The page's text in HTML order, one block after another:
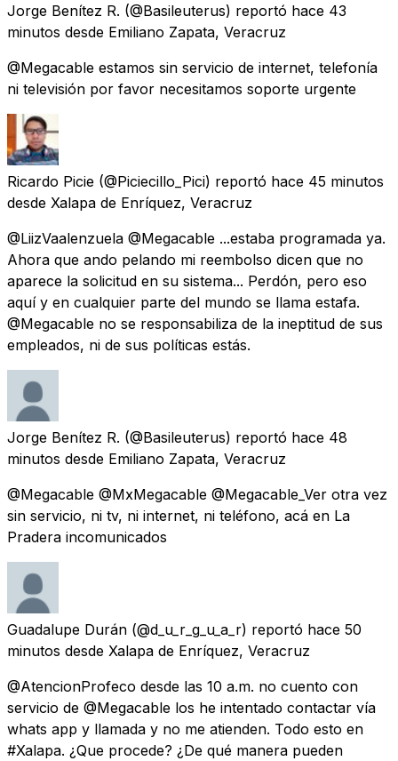
Jorge Benítez R. (@Basileuterus) reportó hace 43
minutos desde Emiliano Zapata, Veracruz
@Megacable estamos sin servicio de internet, telefonía
ni televisión por favor necesitamos soporte urgente
Ricardo Picie (@Piciecillo_Pici) reportó hace 45 minutos
desde Xalapa de Enríquez, Veracruz
@LiizVaalenzuela @Megacable ...estaba programada ya.
Ahora que ando pelando mi reembolso dicen que no
aparece la solicitud en su sistema... Perdón, pero eso
aquí y en cualquier parte del mundo se llama estafa.
@Megacable no se responsabiliza de la ineptitud de sus
empleados, ni de sus políticas estás.
Jorge Benítez R. (@Basileuterus) reportó hace 48
minutos desde Emiliano Zapata, Veracruz
@Megacable @MxMegacable @Megacable_Ver otra vez
sin servicio, ni tv, ni internet, ni teléfono, acá en La
Pradera incomunicados
Guadalupe Durán (@d_u_r_g_u_a_r) reportó hace 50
minutos desde Xalapa de Enríquez, Veracruz
@AtencionProfeco desde las 10 a.m. no cuento con
servicio de @Megacable los he intentado contactar vía
whats app y llamada y no me atienden. Todo esto en
#Xalapa. ¿Que procede? ¿De qué manera pueden